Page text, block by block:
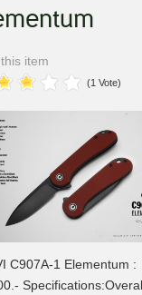
item
(1 Vote)
C907A-1 Elementum :